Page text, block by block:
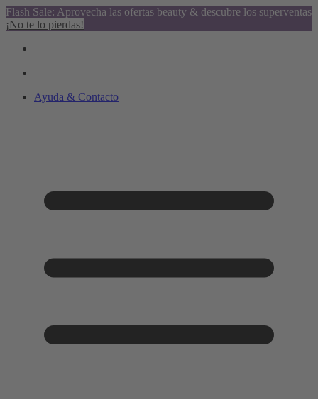
Flash Sale: Aprovecha las ofertas beauty & descubre los superventas
¡No te lo pierdas!
Ayuda & Contacto